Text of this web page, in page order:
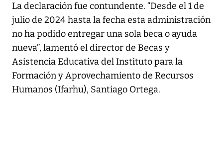
La declaración fue contundente. “Desde el 1 de
julio de 2024 hasta la fecha esta administración
no ha podido entregar una sola beca o ayuda
nueva”, lamentó el director de Becas y
Asistencia Educativa del Instituto para la
Formación y Aprovechamiento de Recursos
Humanos (Ifarhu), Santiago Ortega.